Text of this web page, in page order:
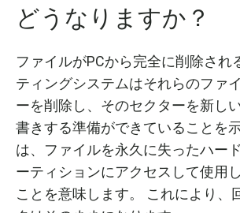
どうなりますか？
ファイルがPCから完全に削除され
ティングシステムはそれらのファ
ーを削除し、そのセクターを新し
書きする準備ができていることを
は、ファイルを永久に失ったハー
ーティションにアクセスして使用
ことを意味します。 これにより、